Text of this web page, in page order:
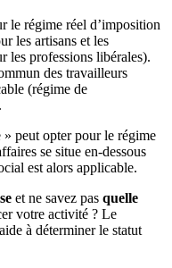
le régime réel d’imposition
les artisans et les
les professions libérales).
des travailleurs
(régime de
» peut opter pour le régime
se situe en-dessous
est alors applicable.
et ne savez pas quelle
votre activité ? Le
à déterminer le statut